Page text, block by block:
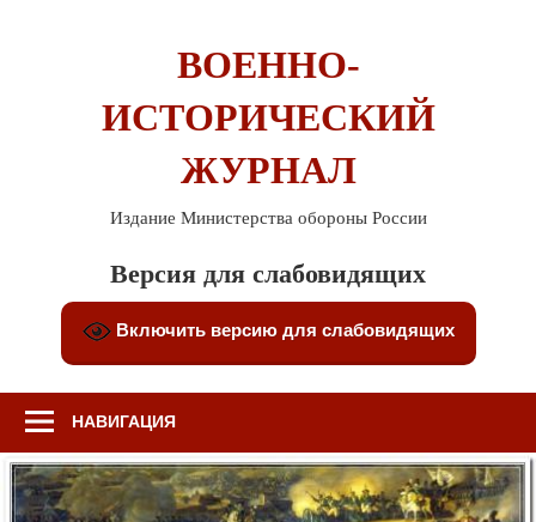
ВОЕННО-
ИСТОРИЧЕСКИЙ
ЖУРНАЛ
Издание Министерства обороны России
Версия для слабовидящих
Включить версию для слабовидящих
НАВИГАЦИЯ